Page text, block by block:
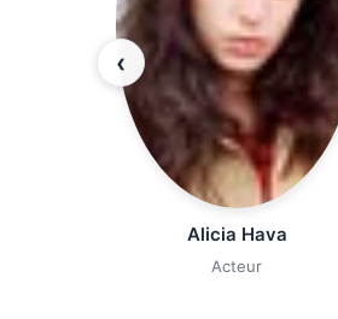
‹
Alicia Hava
Acteur